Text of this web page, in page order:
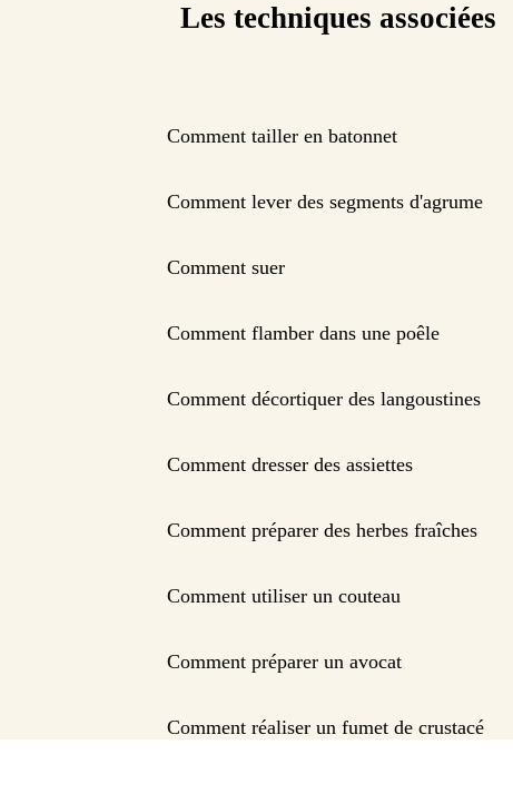
Les techniques associées
Comment tailler en batonnet
Comment lever des segments d'agrume
Comment suer
Comment flamber dans une poêle
Comment décortiquer des langoustines
Comment dresser des assiettes
Comment préparer des herbes fraîches
Comment utiliser un couteau
Comment préparer un avocat
Comment réaliser un fumet de crustacé